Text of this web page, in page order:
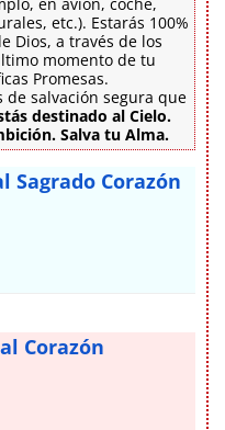
etc.). Estarás 100%
Dios, a través de los
momento de tu
Promesas.
salvación segura que
destinado al Cielo.
Salva tu Alma.
Sagrado Corazón
Corazón